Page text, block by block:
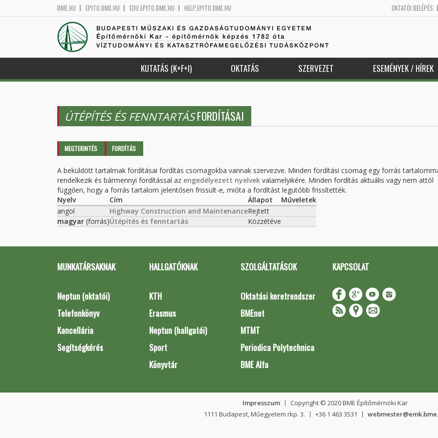
BME.HU EPITO.BME.HU EDU.EPITO.BME.HU HELP.EPITO.BME.HU OKTATÓI BELÉPÉS
BUDAPESTI MŰSZAKI ÉS GAZDASÁGTUDOMÁNYI EGYETEM
Építőmérnöki Kar - építőmérnök képzés 1782 óta
VÍZTUDOMÁNYI ÉS KATASZTRÓFAMEGELŐZÉSI TUDÁSKÖZPONT
KUTATÁS (K+F+I) OKTATÁS SZERVEZET ESEMÉNYEK / HÍREK
ÚTÉPÍTÉS ÉS FENNTARTÁSFORDÍTÁSAI
Elsődleges fülek
MEGTEKINTÉS FORDÍTÁS
A beküldött tartalmak fordításai fordítás csomagokba vannak szervezve. Minden fordítási csomag egy forrás
rendelkezik és bármennyi fordítással az engedélyezett nyelvek valamelyikére. Minden fordítás aktuális vagy nem attól
függően, hogy a forrás tartalom jelentősen frissült-e, mióta a fordítást legutóbb frissítették.
Nyelv
Cím Állapot
Műveletek
angol
Highway Construction and MaintenanceRejtett
magyar (forrás)Útépítés és fenntartás Közzétéve
MUNKATÁRSAKNAK
Neptun (oktatói)
Telefonkönyv
Kancellária
Segítségkérés
HALLGATÓKNAK
KTH
Erasmus
Neptun (hallgatói)
Sport
Könyvtár
SZOLGÁLTATÁSOK
Oktatási keretrendszer
BMEnet
MTMT
Periodica Polytechnica
BME Alfa
KAPCSOLAT
Impresszum
Copyright © 2020 BME Építőmérnöki Kar
1111 Budapest, Műegyetem rkp. 3.
+36 1 463 3531